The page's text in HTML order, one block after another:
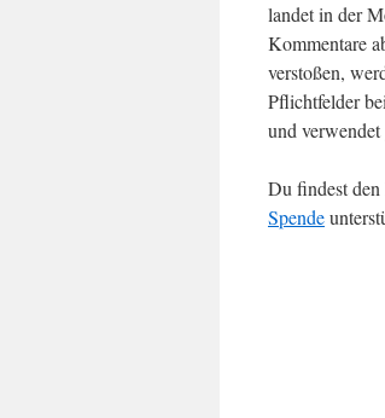
landet in der
Kommentare
verstoßen,
Pflichtfelder
und
Du findest
Spende